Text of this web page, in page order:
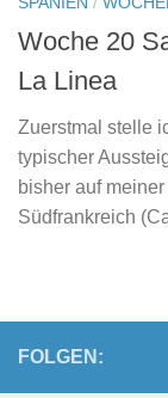
Woche 20
La Linea
Zuerstmal stelle
typischer
bisher auf
Südfrankreich
FOLGEN: